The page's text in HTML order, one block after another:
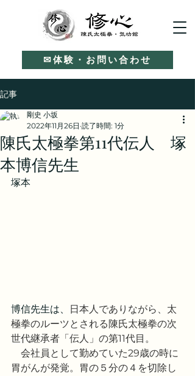
✉体験・お問い合わせ
記事
陳氏太極拳第11代伝人 塚
本博信先生
剛史 小坂
2022年11月26日 読了時間: 1分
塚本
博信先生は、
日本人でありながら、太
極拳のルーツとされる陳氏太極拳の次
世代継承者「伝人」の第11代目。
会社員として勤めていた29歳の時に
胃がんが発覚。胃の５分の４を切除し